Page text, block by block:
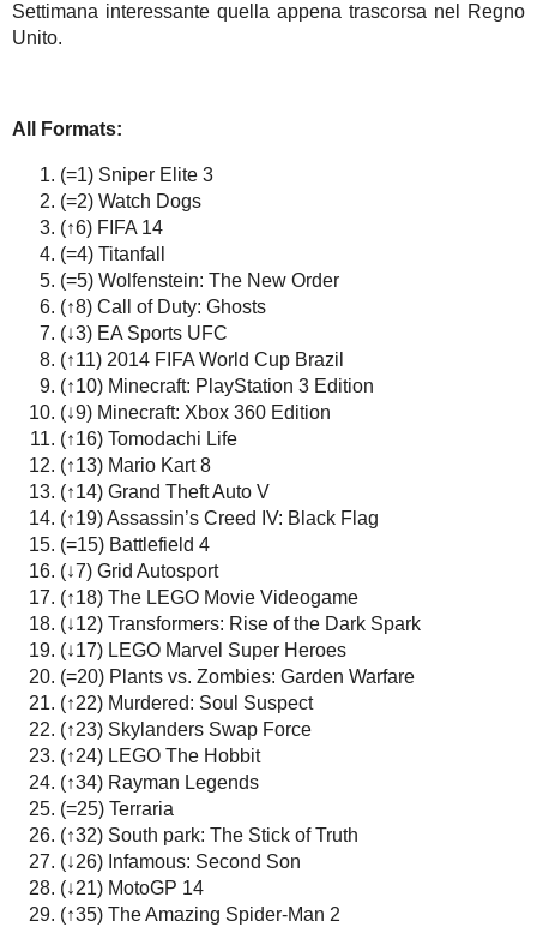
Settimana interessante quella appena trascorsa nel Regno
Unito.
All Formats:
(=1) Sniper Elite 3
(=2) Watch Dogs
(↑6) FIFA 14
(=4) Titanfall
(=5) Wolfenstein: The New Order
(↑8) Call of Duty: Ghosts
(↓3) EA Sports UFC
(↑11) 2014 FIFA World Cup Brazil
(↑10) Minecraft: PlayStation 3 Edition
(↓9) Minecraft: Xbox 360 Edition
(↑16) Tomodachi Life
(↑13) Mario Kart 8
(↑14) Grand Theft Auto V
(↑19) Assassin’s Creed IV: Black Flag
(=15) Battlefield 4
(↓7) Grid Autosport
(↑18) The LEGO Movie Videogame
(↓12) Transformers: Rise of the Dark Spark
(↓17) LEGO Marvel Super Heroes
(=20) Plants vs. Zombies: Garden Warfare
(↑22) Murdered: Soul Suspect
(↑23) Skylanders Swap Force
(↑24) LEGO The Hobbit
(↑34) Rayman Legends
(=25) Terraria
(↑32) South park: The Stick of Truth
(↓26) Infamous: Second Son
(↓21) MotoGP 14
(↑35) The Amazing Spider-Man 2